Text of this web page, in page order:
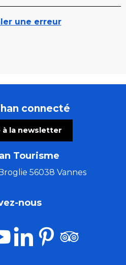
une erreur
connecté
à la newsletter
Tourisme
56038 Vannes
nous